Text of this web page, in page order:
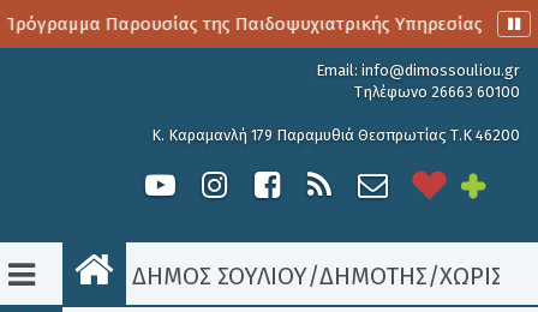
Παρουσίας της Παιδοψυχιατρικής Υπηρεσίας
Email: info@dimossouliou.gr
Τηλέφωνο 26663 60100
Κ. Καραμανλή 179 Παραμυθιά Θεσπρωτίας Τ.Κ 46200
ΔΗΜΟΣ ΣΟΥΛΙΟΥ/ΔΗΜΟΤΗΣ/ΧΩΡΊΣ